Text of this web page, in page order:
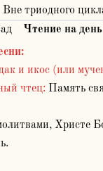
Вне триодного
Чтение на
:
и икос (или
чтец: Память
Христе